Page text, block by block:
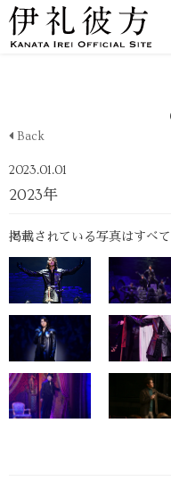
Back
2023.01.01
2023年
掲載されている写真はすべ